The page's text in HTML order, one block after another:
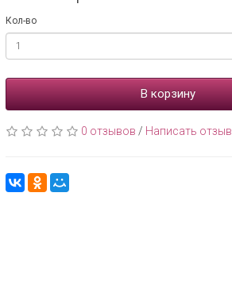
Кол-во
В корзину
0 отзывов / Написать отзыв